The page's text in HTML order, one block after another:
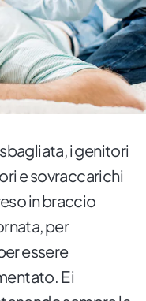
i genitori
e sovraccarichi
in braccio
per
essere
E i